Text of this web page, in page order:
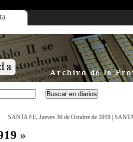
SANTA FE, Jueves 30 de Octubre de 1919
»